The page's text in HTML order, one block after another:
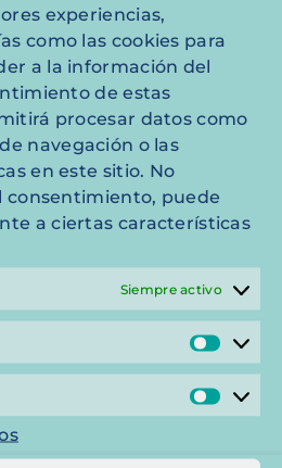
experiencias,
como las cookies para
a la información del
de estas
procesar datos como
navegación o las
en este sitio. No
consentimiento, puede
a ciertas características
Siempre activo
están
técnicas
innovadoras,
se incluye la
invasiva